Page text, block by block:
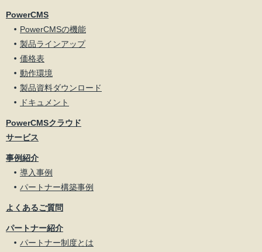
PowerCMS
PowerCMSの機能
製品ラインアップ
価格表
動作環境
製品資料ダウンロード
ドキュメント
PowerCMSクラウド
サービス
事例紹介
導入事例
パートナー構築事例
よくあるご質問
パートナー紹介
パートナー制度とは